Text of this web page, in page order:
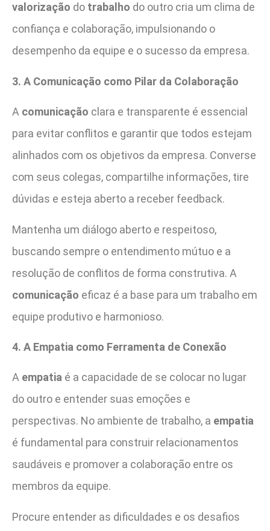
valorização do trabalho do outro cria um clima de
confiança e colaboração, impulsionando o
desempenho da equipe e o sucesso da empresa.
3. A Comunicação como Pilar da Colaboração
A comunicação clara e transparente é essencial
para evitar conflitos e garantir que todos estejam
alinhados com os objetivos da empresa. Converse
com seus colegas, compartilhe informações, tire
dúvidas e esteja aberto a receber feedback.
Mantenha um diálogo aberto e respeitoso,
buscando sempre o entendimento mútuo e a
resolução de conflitos de forma construtiva. A
comunicação eficaz é a base para um trabalho em
equipe produtivo e harmonioso.
4. A Empatia como Ferramenta de Conexão
A empatia é a capacidade de se colocar no lugar
do outro e entender suas emoções e
perspectivas. No ambiente de trabalho, a empatia
é fundamental para construir relacionamentos
saudáveis e promover a colaboração entre os
membros da equipe.
Procure entender as dificuldades e os desafios